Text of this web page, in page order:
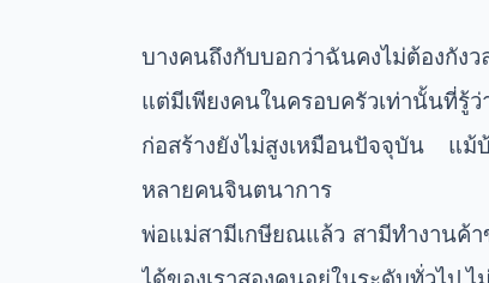
บางคนถึงกับบอกว่าฉันคงไม่ต้องกังว
แต่มีเพียงคนในครอบครัวเท่านั้นที่
ก่อสร้างยังไม่สูงเหมือนปัจจุบัน แม้
หลายคนจินตนาการ
พ่อแม่สามีเกษียณแล้ว สามีทำงานค้